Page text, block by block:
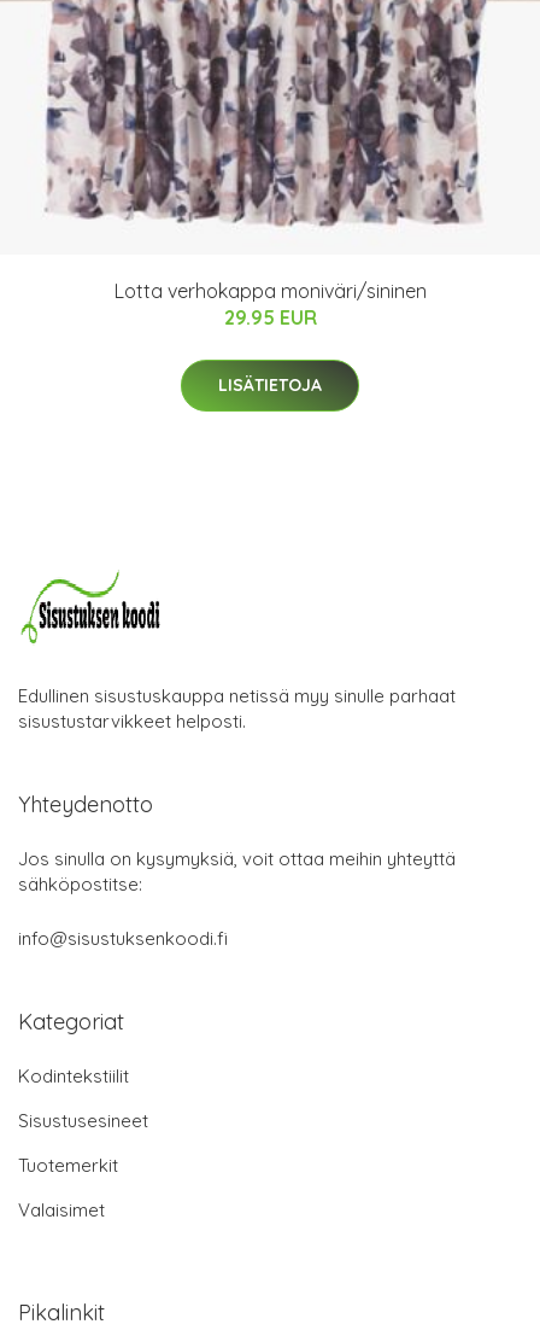
Lotta verhokappa moniväri/sininen
29.95 EUR
LISÄTIETOJA
Edullinen sisustuskauppa netissä myy sinulle parhaat
sisustustarvikkeet helposti.
Yhteydenotto
Jos sinulla on kysymyksiä, voit ottaa meihin yhteyttä
sähköpostitse:
info@sisustuksenkoodi.fi
Kategoriat
Kodintekstiilit
Sisustusesineet
Tuotemerkit
Valaisimet
Pikalinkit